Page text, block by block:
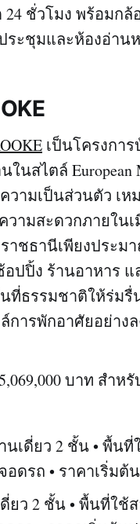
ชั่วโมง พร้อมกล้อ
ระชุมและห้องอ่าน
เป็นโครงกา
นสไตล์ European
ามเป็นส่วนตัว เ
วามสะดวกภายใน
าชธานีเพียงประม
อปปิ้ง ร้านอาหาร
ธรรมชาติให้ร่มรื่
การพักอาศัยอย่าง
บาท สำ
านเดี่ยว 2 ชั้น • พื้น
อดรถ • ราคาเริ่ม
ยว 2 ชั้น • พื้นที่ใช้